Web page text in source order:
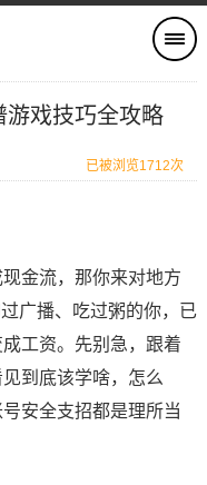
游戏技巧全攻略
已被浏览1712次
金流，那你来对地方
广播、吃过粥的你，已
工资。先别急，跟着
到底该学啥，怎么
安全支招都是理所当